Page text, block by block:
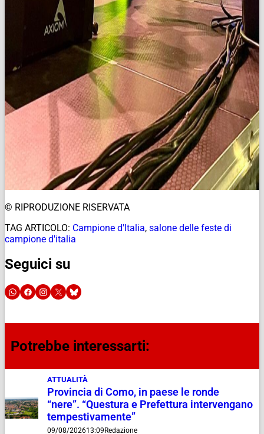
© RIPRODUZIONE RISERVATA
TAG ARTICOLO: Campione d'Italia, salone delle feste di
campione d'italia
Seguici su
Potrebbe interessarti:
ATTUALITÀ
Provincia di Como, in paese le ronde
“nere”. “Questura e Prefettura intervengano
tempestivamente”
09/08/202613:09 Redazione